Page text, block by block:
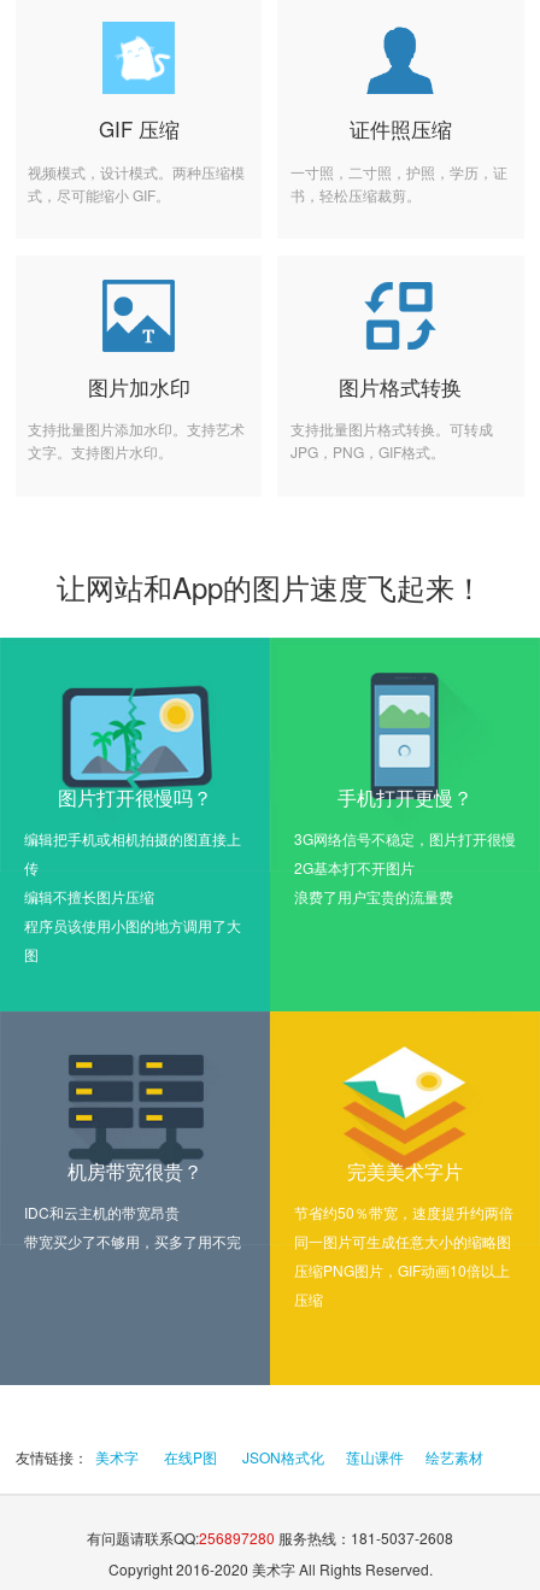
GIF 压缩
视频模式，设计模式。两种压缩模
式，尽可能缩小 GIF。
证件照压缩
一寸照，二寸照，护照，学历，证
书，轻松压缩裁剪。
图片加水印
支持批量图片添加水印。支持艺术
文字。支持图片水印。
图片格式转换
支持批量图片格式转换。可转成
JPG，PNG，GIF格式。
让网站和App的图片速度飞起来！
图片打开很慢吗？
编辑把手机或相机拍摄的图直接上
传
编辑不擅长图片压缩
程序员该使用小图的地方调用了大
图
手机打开更慢？
3G网络信号不稳定，图片打开很慢
2G基本打不开图片
浪费了用户宝贵的流量费
机房带宽很贵？
IDC和云主机的带宽昂贵
带宽买少了不够用，买多了用不完
完美美术字片
节省约50％带宽，速度提升约两倍
同一图片可生成任意大小的缩略图
压缩PNG图片，GIF动画10倍以上
压缩
友情链接：美术字 在线P图 JSON格式化 莲山课件 绘艺素材
有问题请联系QQ:256897280 服务热线：181-5037-2608
Copyright 2016-2020 美术字 All Rights Reserved.